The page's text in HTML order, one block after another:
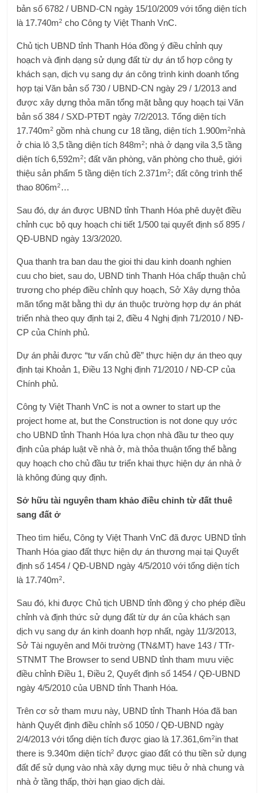
bản số 6782 / UBND-CN ngày 15/10/2009 với tổng diện tích
là 17.740m2 cho Công ty Việt Thanh VnC.
Chủ tịch UBND tỉnh Thanh Hóa đồng ý điều chỉnh quy
hoạch và định dạng sử dụng đất từ ​​dự án tổ hợp công ty
khách sạn, dịch vụ sang dự án công trình kinh doanh tổng
hợp tại Văn bản số 730 / UBND-CN ngày 29 / 1/2013 and
được xây dựng thỏa mãn tổng mặt bằng quy hoạch tại Văn
bản số 384 / SXD-PTĐT ngày 7/2/2013. Tổng diện tích
17.740m2 gồm nhà chung cư 18 tầng, diện tích 1.900m2nhà
ở chia lô 3,5 tầng diện tích 848m2; nhà ở dạng vila 3,5 tầng
diện tích 6,592m2; đất văn phòng, văn phòng cho thuê, giới
thiệu sản phẩm 5 tầng diện tích 2.371m2; đất công trình thể
thao 806m2 …
Sau đó, dự án được UBND tỉnh Thanh Hóa phê duyệt điều
chỉnh cục bộ quy hoạch chi tiết 1/500 tại quyết định số 895 /
QĐ-UBND ngày 13/3/2020.
Qua thanh tra ban dau the gioi thi dau kinh doanh nghien
cuu cho biet, sau do, UBND tinh Thanh Hóa chấp thuận chủ
trương cho phép điều chỉnh quy hoạch, Sở Xây dựng thỏa
mãn tổng mặt bằng thì dự án thuộc trường hợp dự án phát
triển nhà theo quy định tại 2, điều 4 Nghị định 71/2010 / NĐ-
CP của Chính phủ.
Dự án phải được “tư vấn chủ đề” thực hiện dự án theo quy
định tại Khoản 1, Điều 13 Nghị định 71/2010 / NĐ-CP của
Chính phủ.
Công ty Việt Thanh VnC is not a owner to start up the
project home at, but the Construction is not done quy ước
cho UBND tỉnh Thanh Hóa lựa chọn nhà đầu tư theo quy
định của pháp luật về nhà ở, mà thỏa thuận tổng thể bằng
quy hoạch cho chủ đầu tư triển khai thực hiện dự án nhà ở
là không đúng quy định.
Sở hữu tài nguyên tham khảo điều chỉnh từ đất thuê
sang đất ở
Theo tìm hiểu, Công ty Việt Thanh VnC đã được UBND tỉnh
Thanh Hóa giao đất thực hiện dự án thương mại tại Quyết
định số 1454 / QĐ-UBND ngày 4/5/2010 với tổng diện tích
là 17.740m2.
Sau đó, khi được Chủ tịch UBND tỉnh đồng ý cho phép điều
chỉnh và định thức sử dụng đất từ ​​dự án của khách sạn
dịch vụ sang dự án kinh doanh hợp nhất, ngày 11/3/2013,
Sở Tài nguyên and Môi trường (TN&MT) have 143 / TTr-
STNMT The Browser to send UBND tỉnh tham mưu việc
điều chỉnh Điều 1, Điều 2, Quyết định số 1454 / QĐ-UBND
ngày 4/5/2010 của UBND tỉnh Thanh Hóa.
Trên cơ sở tham mưu này, UBND tỉnh Thanh Hóa đã ban
hành Quyết định điều chỉnh số 1050 / QĐ-UBND ngày
2/4/2013 với tổng diện tích được giao là 17.361,6m2in that
there is 9.340m diện tích2 được giao đất có thu tiền sử dụng
đất để sử dụng vào nhà xây dựng mục tiêu ở nhà chung và
nhà ở tầng thấp, thời hạn giao dịch dài.